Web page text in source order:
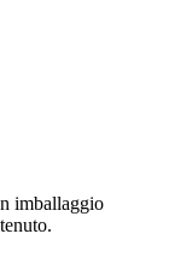
imballaggio